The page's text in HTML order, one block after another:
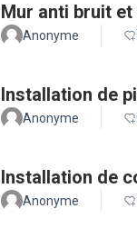
Mur anti bruit
Anonyme
Installation de
Anonyme
Installation de
Anonyme